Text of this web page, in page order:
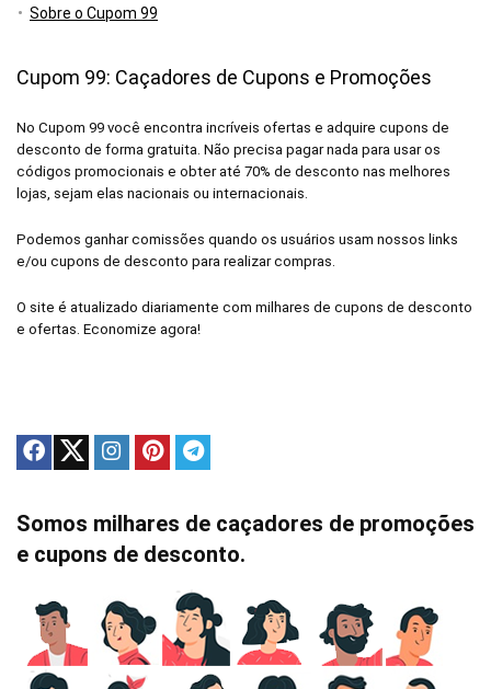
Sobre o Cupom 99
Cupom 99: Caçadores de Cupons e Promoções
No Cupom 99 você encontra incríveis ofertas e adquire cupons de
desconto de forma gratuita. Não precisa pagar nada para usar os
códigos promocionais e obter até 70% de desconto nas melhores
lojas, sejam elas nacionais ou internacionais.
Podemos ganhar comissões quando os usuários usam nossos links
e/ou cupons de desconto para realizar compras.
O site é atualizado diariamente com milhares de cupons de desconto
e ofertas. Economize agora!
Somos milhares de caçadores de promoções
e cupons de desconto.